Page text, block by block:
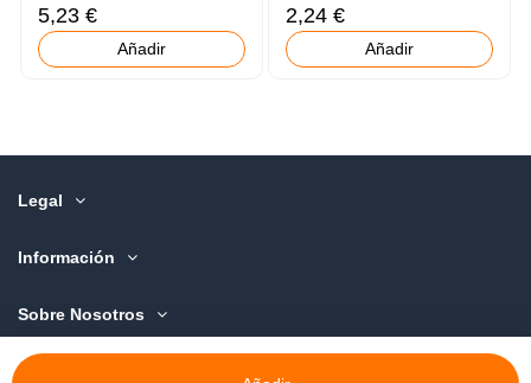
5,23 €
Añadir
2,24 €
Añadir
Legal
Información
Sobre Nosotros